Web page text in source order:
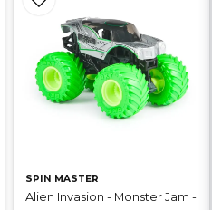
SPIN MASTER
Alien Invasion - Monster Jam -